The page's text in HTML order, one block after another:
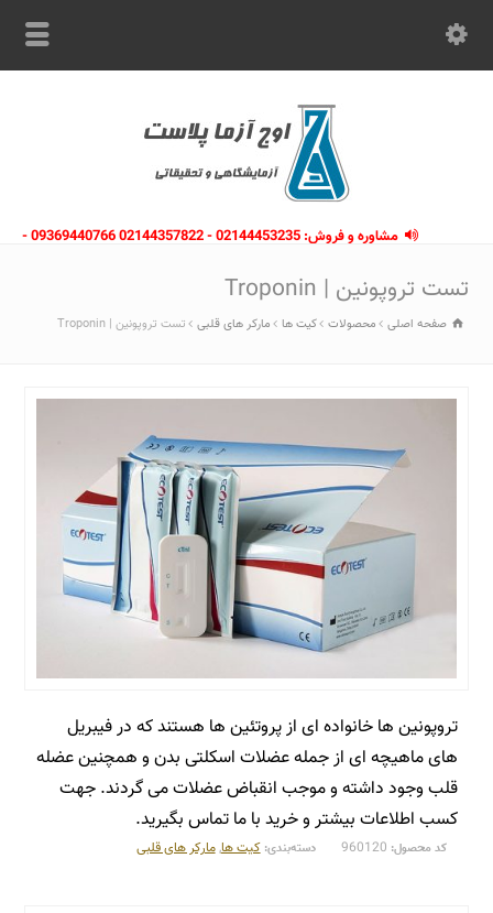
مشاوره و فروش: 02144453235 - 02144357822 09369440766 -
تست تروپونین | Troponin
صفحه اصلی محصولات کیت ها مارکر های قلبی تست تروپونین | Troponin
تروپونین ها خانواده ای از پروتئین ها هستند که در فیبریل
های ماهیچه ای از جمله عضلات اسکلتی بدن و همچنین عضله
قلب وجود داشته و موجب انقباض عضلات می گردند. جهت
کسب اطلاعات بیشتر و خرید با ما تماس بگیرید.
کد محصول: دسته‌بندی: کیت ها,مارکر های قلبی